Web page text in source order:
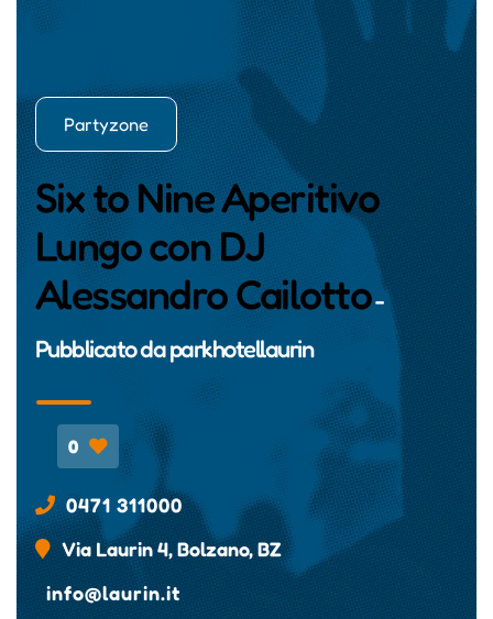
Partyzone
Six to Nine Aperitivo
Lungo con DJ
Alessandro Cailotto-
Pubblicato daparkhotellaurin
0
0471 311000
Via Laurin 4, Bolzano, BZ
info@laurin.it